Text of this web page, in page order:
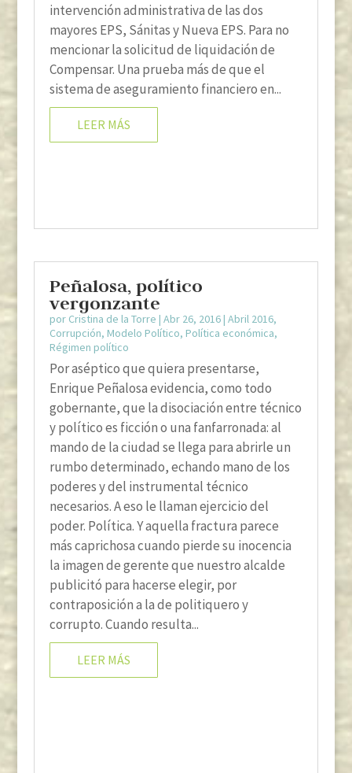
intervención administrativa de las dos
mayores EPS, Sánitas y Nueva EPS. Para no
mencionar la solicitud de liquidación de
Compensar. Una prueba más de que el
sistema de aseguramiento financiero en...
LEER MÁS
Peñalosa, político
vergonzante
por Cristina de la Torre | Abr 26, 2016| Abril 2016,
Corrupción, Modelo Político, Política económica,
Régimen político
Por aséptico que quiera presentarse,
Enrique Peñalosa evidencia, como todo
gobernante, que la disociación entre técnico
y político es ficción o una fanfarronada: al
mando de la ciudad se llega para abrirle un
rumbo determinado, echando mano de los
poderes y del instrumental técnico
necesarios. A eso le llaman ejercicio del
poder. Política. Y aquella fractura parece
más caprichosa cuando pierde su inocencia
la imagen de gerente que nuestro alcalde
publicitó para hacerse elegir, por
contraposición a la de politiquero y
corrupto. Cuando resulta...
LEER MÁS